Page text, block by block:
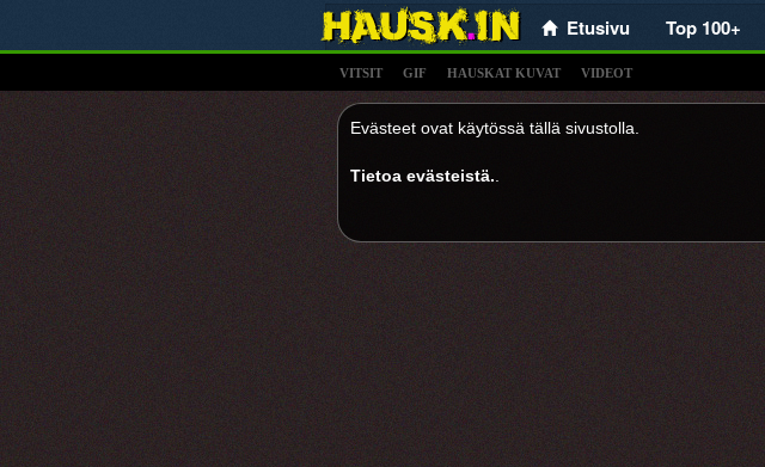
Etusivu Top 100+
VITSIT GIF HAUSKAT KUVAT VIDEOT
Evästeet ovat käytössä tällä sivustolla.
Tietoa evästeistä.